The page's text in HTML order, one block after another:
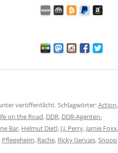
veröffentlicht. Schlagwörter:Action,
on the Road, DDR, DDR-Agenten-
Bar, Helmut Dietl, J.J. Perry, Jamie Foxx,
, Pflegeheim, Rache, Ricky Gervais, Snoop